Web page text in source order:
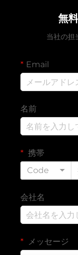
無
当社の担
Email
名前
携帯
Code
会社名
メッセージ